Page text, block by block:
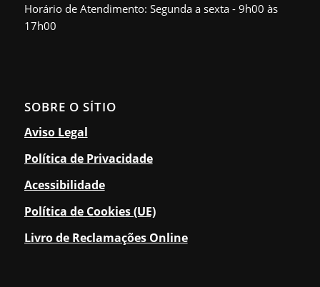
Horário de Atendimento: Segunda a sexta - 9h00 às
17h00
SOBRE O SÍTIO
Aviso Legal
Política de Privacidade
Acessibilidade
Política de Cookies (UE)
Livro de Reclamações Online